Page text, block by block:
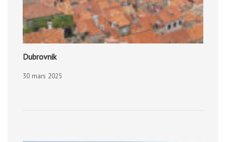
Dubrovnik
30 mars 2025